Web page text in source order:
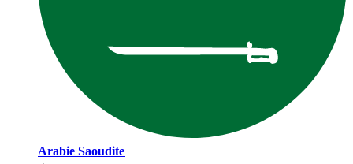
Arabie Saoudite​​